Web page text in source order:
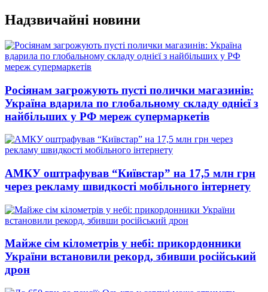
Перейти
до
вмісту
Надзвичайні новини
Росіянам загрожують пусті полички магазинів:
Україна вдарила по глобальному складу однієї з
найбільших у РФ мереж супермаркетів
АМКУ оштрафував “Київстар” на 17,5 млн грн
через рекламу швидкості мобільного інтернету
Майже сім кілометрів у небі: прикордонники
України встановили рекорд, збивши російський
дрон